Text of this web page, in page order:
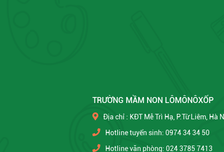
TRƯỜNG MẦM NON LÔMÔNÔXỐP
Địa chỉ : KĐT Mễ Trì Hạ, P.Từ Liêm, Hà
Hotline tuyển sinh: 0974 34 34 50
Hotline văn phòng: 024 3785 7413